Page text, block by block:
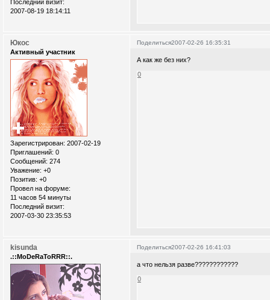
Последний визит:
2007-08-19 18:14:11
Поделиться2007-02-26 16:35:31
Юкос
Активный участник
Зарегистрирован: 2007-02-19
Приглашений: 0
Сообщений: 274
Уважение: +0
Позитив: +0
Провел на форуме:
11 часов 54 минуты
Последний визит:
2007-03-30 23:35:53
А как же без них?
0
Поделиться2007-02-26 16:41:03
kisunda
.::MoDeRaToRRR::.
а что нельзя разве????????????
0